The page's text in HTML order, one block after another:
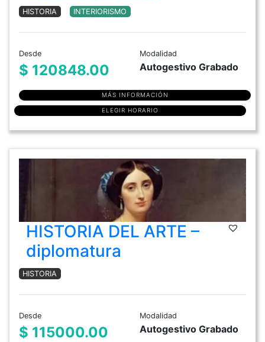
HISTORIA INTERIORISMO
Desde
$ 120848.00
Modalidad
Autogestivo Grabado
MÁS INFORMACIÓN
ELEGIR HORARIO
HISTORIA DEL ARTE –
diplomatura
HISTORIA
Desde
$ 115000.00
Modalidad
Autogestivo Grabado